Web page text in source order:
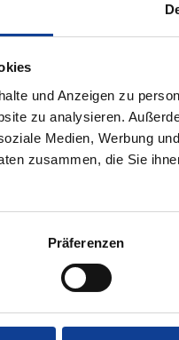
und Anzeigen zu
zu analysieren.
Medien, Werbung
zusammen, die Sie
Präferenzen